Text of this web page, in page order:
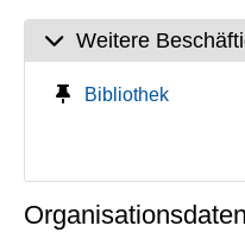
Weitere
Bibliothek
Organisationsdaten